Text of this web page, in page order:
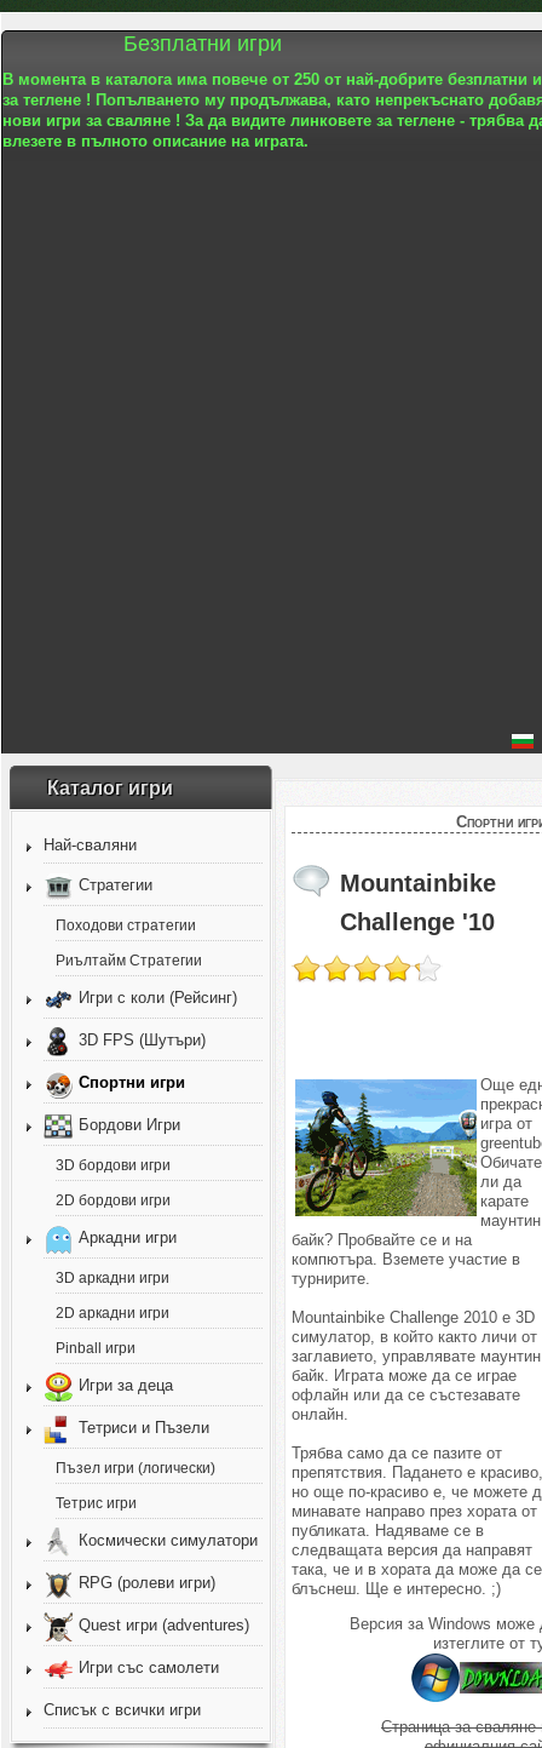
Безплатни игри
В момента в каталога има повече от 250 от най-добрите безплатни
за теглене ! Попълването му продължава, като непрекъснато
нови игри за сваляне ! За да видите линковете за теглене - трябва
влезете в пълното описание на играта.
Каталог игри
Най-сваляни
Стратегии
Походови стратегии
Риълтайм Стратегии
Игри с коли (Рейсинг)
3D FPS (Шутъри)
Спортни игри
Бордови Игри
3D бордови игри
2D бордови игри
Аркадни игри
3D аркадни игри
2D аркадни игри
Pinball игри
Игри за деца
Тетриси и Пъзели
Пъзел игри (логически)
Тетрис игри
Космически симулатори
RPG (ролеви игри)
Quest игри (adventures)
Игри със самолети
Списък с всички игри
Спортни
Mountainbike
Challenge '10
Още
игра от
Обичате
ли да
карате
маунтин
байк? Пробвайте се и на
компютъра. Вземете участие в
турнирите.
Mountainbike Challenge 2010 е 3D
симулатор, в който както личи от
заглавието, управлявате маунтин
байк. Играта може да се играе
офлайн или да се състезавате
онлайн.
Трябва само да се пазите от
препятствия. Падането е
но още по-красиво е, че можете
минавате направо през хората от
публиката. Надяваме се в
следващата версия да направят
така, че и в хората да може да се
блъснеш. Ще е интересно. ;)
Версия за Windows може
изтеглите от
Страница за сваляне